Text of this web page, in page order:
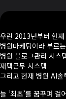
우린 2013년부터 현
병원마케팅이라 부르
병원 블로그관리 시스
재택근무 시스템
그리고 현재 병원 AI
늘 ‘최초’를 꿈꾸며